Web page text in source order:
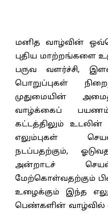
மனித வாழ்வின்
புதிய மாற்றங்களை
பருவ வளர்ச்சி,
பொறுப்புகள்
முதுமையின்
வாழ்க்கைப்
கட்டத்திலும்
எலும்புகள்
நடப்பதற்கும்,
அன்றாடச்
மேற்கொள்வதற்கும்
உழைக்கும் இந்த
பெண்களின் வாழ்வில்